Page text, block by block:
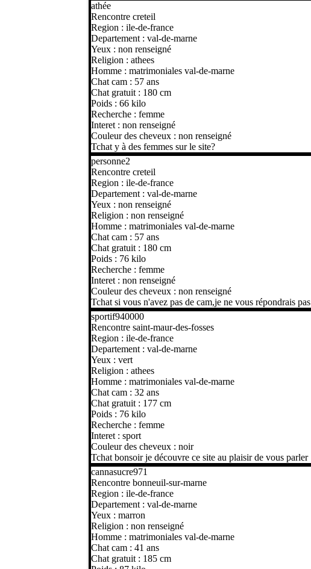
athée
Rencontre creteil
Region : ile-de-france
Departement : val-de-marne
Yeux : non renseigné
Religion : athees
Homme : matrimoniales val-de-marne
Chat cam : 57 ans
Chat gratuit : 180 cm
Poids : 66 kilo
Recherche : femme
Interet : non renseigné
Couleur des cheveux : non renseigné
Tchat y à des femmes sur le site?
personne2
Rencontre creteil
Region : ile-de-france
Departement : val-de-marne
Yeux : non renseigné
Religion : non renseigné
Homme : matrimoniales val-de-marne
Chat cam : 57 ans
Chat gratuit : 180 cm
Poids : 76 kilo
Recherche : femme
Interet : non renseigné
Couleur des cheveux : non renseigné
Tchat si vous n'avez pas de cam,je ne vous répondrais pas
sportif940000
Rencontre saint-maur-des-fosses
Region : ile-de-france
Departement : val-de-marne
Yeux : vert
Religion : athees
Homme : matrimoniales val-de-marne
Chat cam : 32 ans
Chat gratuit : 177 cm
Poids : 76 kilo
Recherche : femme
Interet : sport
Couleur des cheveux : noir
Tchat bonsoir je découvre ce site au plaisir de vous parler
cannasucre971
Rencontre bonneuil-sur-marne
Region : ile-de-france
Departement : val-de-marne
Yeux : marron
Religion : non renseigné
Homme : matrimoniales val-de-marne
Chat cam : 41 ans
Chat gratuit : 185 cm